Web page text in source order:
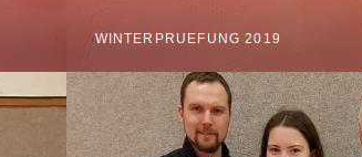
WINTERPRUEFUNG 2019